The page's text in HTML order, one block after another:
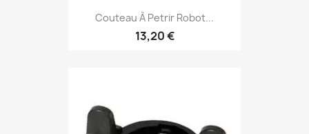
Couteau À Petrir Robot...
13,20 €